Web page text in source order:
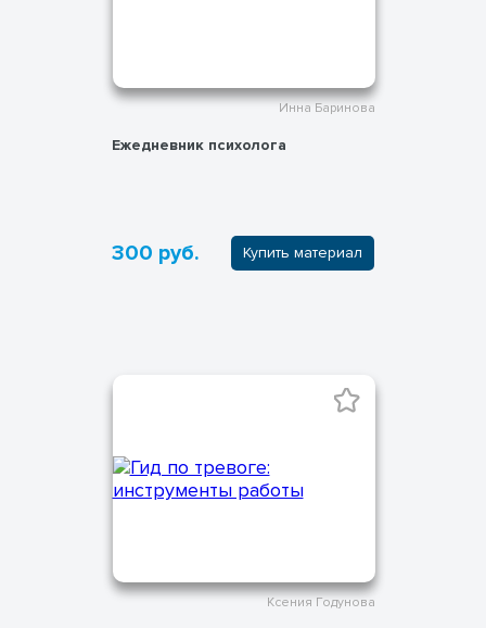
Инна Баринова
Ежедневник психолога
300 руб. Купить материал
Ксения Годунова